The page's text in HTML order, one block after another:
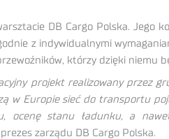
DB Cargo Polska. Jego
z indywidualnymi
którzy dzięki niemu
projekt realizowany przez
w Europie sieć do transportu
ocenę stanu ładunku, a
zarządu DB Cargo Polska.